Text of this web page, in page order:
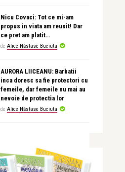
Nicu Covaci: Tot ce mi-am
propus in viata am reusit! Dar
ce pret am platit…
de Alice Năstase Buciuta
AURORA LIICEANU: Barbatii
inca doresc sa fie protectori cu
femeile, dar femeile nu mai au
nevoie de protectia lor
de Alice Năstase Buciuta